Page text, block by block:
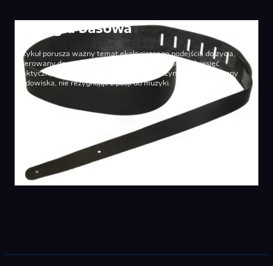
Ekologia basowa
Artykuł porusza ważny temat ekologicznego podejścia do życia,
skierowany do miłośników niskich brzmień. Podaje dziesięć
praktycznych porad, jak basiści mogą przyczyniać się do ochrony
środowiska, nie rezygnując z pasji do muzyki.